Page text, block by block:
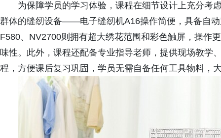
为保障学员的学习体验，课程在细节设计上充分考
群体的缝纫设备——电子缝纫机A16操作简便，具备自
F580、NV2700则拥有超大绣花范围和彩色触屏，操作
味性。此外，课程还配备专业指导老师，提供现场教学
程，方便课后复习巩固，学员无需自备任何工具物料，